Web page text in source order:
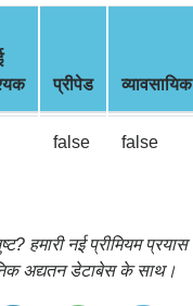
प्रीपेड व्यावसायिक
false false
हमारी नई प्रीमियम प्रयास
अद्यतन डेटाबेस के साथ।